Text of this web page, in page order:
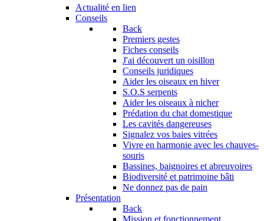
Actualité en lien
Conseils
Back
Premiers gestes
Fiches conseils
J'ai découvert un oisillon
Conseils juridiques
Aider les oiseaux en hiver
S.O.S serpents
Aider les oiseaux à nicher
Prédation du chat domestique
Les cavités dangereuses
Signalez vos baies vitrées
Vivre en harmonie avec les chauves-
souris
Bassines, baignoires et abreuvoires
Biodiversité et patrimoine bâti
Ne donnez pas de pain
Présentation
Back
Mission et fonctionnement